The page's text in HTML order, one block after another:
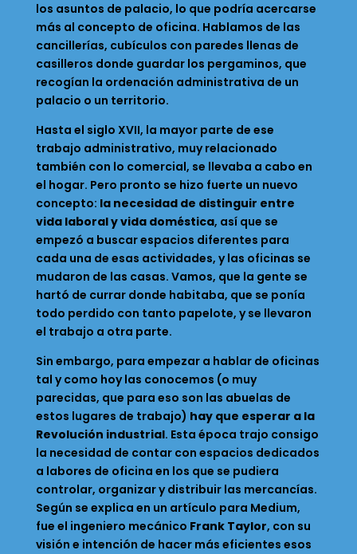
los asuntos de palacio, lo que podría acercarse
más al concepto de oficina. Hablamos de las
cancillerías, cubículos con paredes llenas de
casilleros donde guardar los pergaminos, que
recogían la ordenación administrativa de un
palacio o un territorio.
Hasta el siglo XVII, la mayor parte de ese
trabajo administrativo, muy relacionado
también con lo comercial, se llevaba a cabo en
el hogar. Pero pronto se hizo fuerte un nuevo
concepto: la necesidad de distinguir entre
vida laboral y vida doméstica, así que se
empezó a buscar espacios diferentes para
cada una de esas actividades, y las oficinas se
mudaron de las casas. Vamos, que la gente se
hartó de currar donde habitaba, que se ponía
todo perdido con tanto papelote, y se llevaron
el trabajo a otra parte.
Sin embargo, para empezar a hablar de oficinas
tal y como hoy las conocemos (o muy
parecidas, que para eso son las abuelas de
estos lugares de trabajo) hay que esperar a la
Revolución industrial. Esta época trajo consigo
la necesidad de contar con espacios dedicados
a labores de oficina en los que se pudiera
controlar, organizar y distribuir las mercancías.
Según se explica en un artículo para Medium,
fue el ingeniero mecánico Frank Taylor, con su
visión e intención de hacer más eficientes esos